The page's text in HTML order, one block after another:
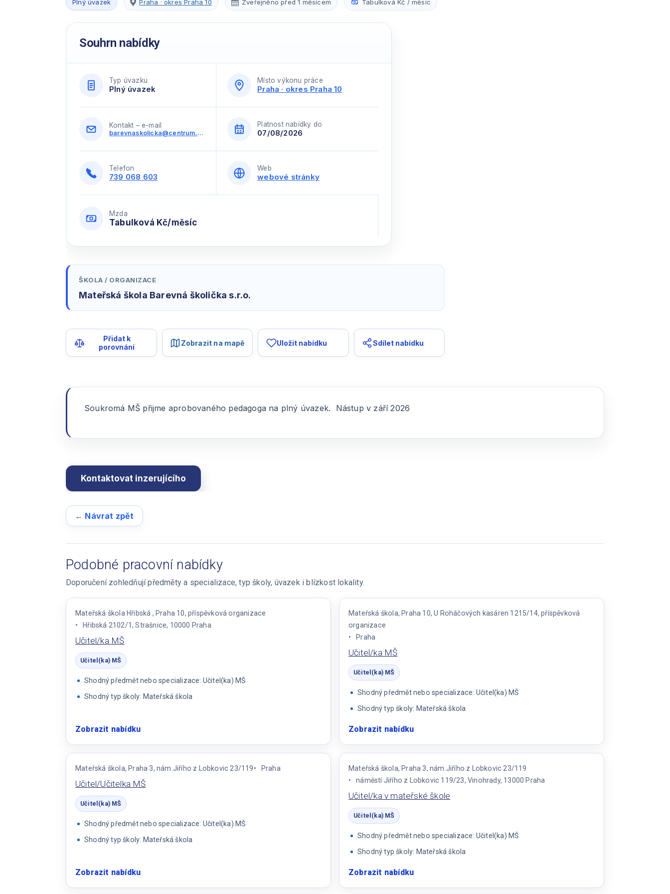
Plný úvazek Praha · okres Praha 10 Zveřejněno před 1 měsícem Tabulková Kč / měsíc
Souhrn nabídky
Typ úvazku
Plný úvazek
Místo výkonu práce
Praha · okres Praha 10
Kontakt – e-mail
barevnaskolicka@centrum.cz
Platnost nabídky do
07/08/2026
Telefon
739 068 603
Web
webové stránky
Mzda
Tabulková Kč/měsíc
ŠKOLA / ORGANIZACE
Mateřská škola Barevná školička s.r.o.
Přidat k
porovnání
Zobrazit na mapě Uložit nabídku Sdílet nabídku
Soukromá MŠ přijme aprobovaného pedagoga na plný úvazek. Nástup v září 2026
← Návrat zpět
Podobné pracovní nabídky
Doporučení zohledňují předměty a specializace, typ školy, úvazek i blízkost lokality.
Mateřská škola Hřibská , Praha 10, příspěvková organizace
Hřibská 2102/1, Strašnice, 10000 Praha
Učitel/ka MŠ
Učitel(ka) MŠ
Shodný předmět nebo specializace: Učitel(ka) MŠ
Shodný typ školy: Mateřská škola
Zobrazit nabídku:
MŠ
Mateřská škola, Praha 10, U Roháčových kasáren 1215/14, příspěvková
organizace
Praha
Učitel/ka MŠ
Učitel(ka) MŠ
Shodný předmět nebo specializace: Učitel(ka) MŠ
Shodný typ školy: Mateřská škola
Zobrazit nabídku:
MŠ
Mateřská škola, Praha 3, nám.Jiřího z Lobkovic 23/119 Praha
Učitel/Učitelka MŠ
Učitel(ka) MŠ
Shodný předmět nebo specializace: Učitel(ka) MŠ
Shodný typ školy: Mateřská škola
Zobrazit nabídku:
Mateřská škola, Praha 3, nám.Jiřího z Lobkovic 23/119
náměstí Jiřího z Lobkovic 119/23, Vinohrady, 13000 Praha
Učitel/ka v mateřské škole
Učitel(ka) MŠ
Shodný předmět nebo specializace: Učitel(ka) MŠ
Shodný typ školy: Mateřská škola
Zobrazit nabídku: